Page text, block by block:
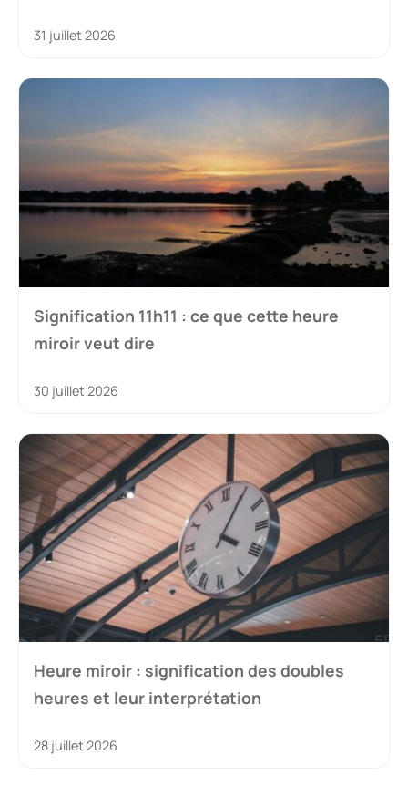
31 juillet 2026
Signification 11h11 : ce que cette heure
miroir veut dire
30 juillet 2026
Heure miroir : signification des doubles
heures et leur interprétation
28 juillet 2026